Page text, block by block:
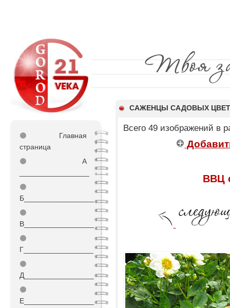
САЖЕНЦЫ САДОВЫХ
⚫
Главная
страница
⚫
А
⚫
Б_________________
⚫
В_________________
⚫
Г_________________
⚫
Д_________________
⚫
Е_________________
Всего 49 изображений в
ВВЦ